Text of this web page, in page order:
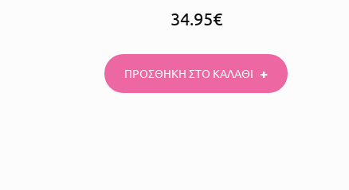
34.95€
ΠΡΟΣΘΗΚΗ ΣΤΟ ΚΑΛΑΘΙ